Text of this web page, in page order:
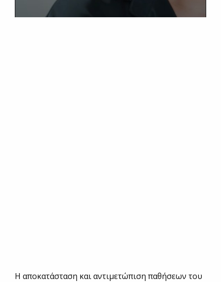
Η αποκατάσταση και αντιμετώπιση παθήσεων του